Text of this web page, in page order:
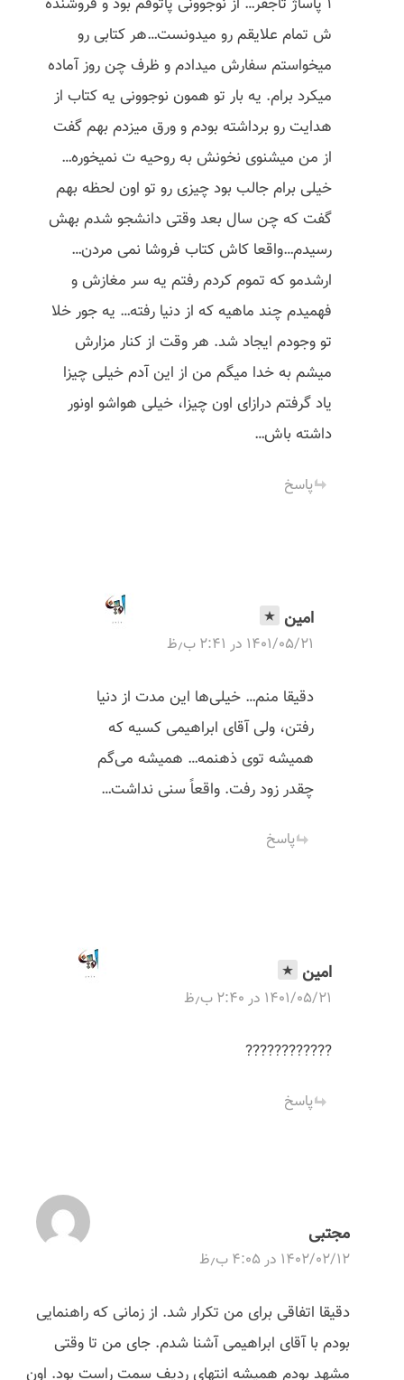
1 پاساژ تاجفر… از نوجوونی پاتوقم بود و فروشنده
ش تمام علایقم رو میدونست…هر کتابی رو
میخواستم سفارش میدادم و ظرف چن روز آماده
میکرد برام. یه بار تو همون نوجوونی یه کتاب از
هدایت رو برداشته بودم و ورق میزدم بهم گفت
از من میشنوی نخونش به روحیه ت نمیخوره…
خیلی برام جالب بود چیزی رو تو اون لحظه بهم
گفت که چن سال بعد وقتی دانشجو شدم بهش
رسیدم…واقعا کاش کتاب فروشا نمی مردن…
ارشدمو که تموم کردم رفتم یه سر مغازش و
فهمیدم چند ماهیه که از دنیا رفته… یه جور خلا
تو وجودم ایجاد شد. هر وقت از کنار مزارش
میشم به خدا میگم من از این آدم خیلی چیزا
یاد گرفتم درازای اون چیزا، خیلی هواشو اونور
داشته باش…
پاسخ
امین
۱۴۰۱/۰۵/۲۱ در ۲:۴۱ ب٫ظ
دقیقا منم… خیلی‌ها این مدت از دنیا
رفتن، ولی آقای ابراهیمی کسیه که
همیشه توی ذهنمه… همیشه می‌گم
چقدر زود رفت. واقعاً سنی نداشت…
پاسخ
امین
۱۴۰۱/۰۵/۲۱ در ۲:۴۰ ب٫ظ
????????????
پاسخ
مجتبی
۱۴۰۲/۰۲/۱۲ در ۴:۰۵ ب٫ظ
دقیقا اتفاقی برای من تکرار شد. از زمانی که راهنمایی
بودم با آقای ابراهیمی آشنا شدم. جای من تا وقتی
مشهد بودم همیشه انتهای ردیف سمت راست بود. اون